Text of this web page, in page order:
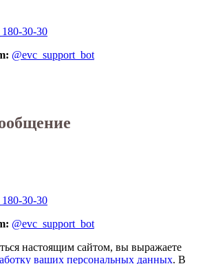
30-30
@evc_support_bot
30-30
@evc_support_bot
настоящим сайтом, вы выражаете
ваших персональных данных. В